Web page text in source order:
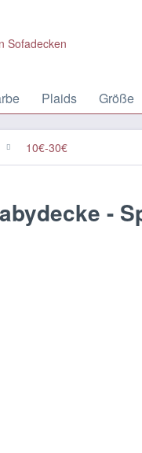
Plaids Größe
10€-30€
-